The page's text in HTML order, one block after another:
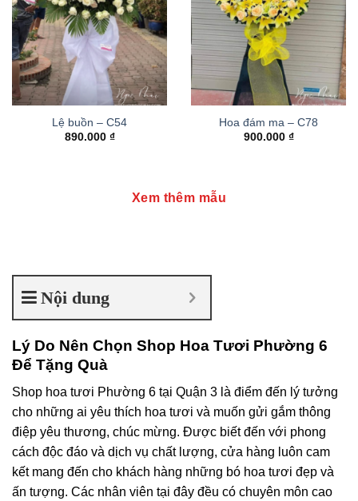
Lệ buồn – C54
890.000 ₫
Hoa đám ma – C78
900.000 ₫
Xem thêm mẫu
Nội dung
Lý Do Nên Chọn Shop Hoa Tươi Phường 6
Để Tặng Quà
Shop hoa tươi Phường 6 tại Quận 3 là điểm đến lý tưởng
cho những ai yêu thích hoa tươi và muốn gửi gắm thông
điệp yêu thương, chúc mừng. Được biết đến với phong
cách độc đáo và dịch vụ chất lượng, cửa hàng luôn cam
kết mang đến cho khách hàng những bó hoa tươi đẹp và
ấn tượng. Các nhân viên tại đây đều có chuyên môn cao